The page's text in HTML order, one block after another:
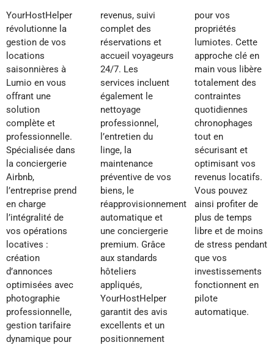
YourHostHelper
révolutionne la
gestion de vos
locations
saisonnières à
Lumio en vous
offrant une
solution
complète et
professionnelle.
Spécialisée dans
la conciergerie
Airbnb,
l’entreprise prend
en charge
l’intégralité de
vos opérations
locatives :
création
d’annonces
optimisées avec
photographie
professionnelle,
gestion tarifaire
dynamique pour
revenus, suivi
complet des
réservations et
accueil voyageurs
24/7. Les
services incluent
également le
nettoyage
professionnel,
l’entretien du
linge, la
maintenance
préventive de vos
biens, le
réapprovisionnement
automatique et
une conciergerie
premium. Grâce
aux standards
hôteliers
appliqués,
YourHostHelper
garantit des avis
excellents et un
positionnement
pour vos
propriétés
lumiotes. Cette
approche clé en
main vous libère
totalement des
contraintes
quotidiennes
chronophages
tout en
sécurisant et
optimisant vos
revenus locatifs.
Vous pouvez
ainsi profiter de
plus de temps
libre et de moins
de stress pendant
que vos
investissements
fonctionnent en
pilote
automatique.